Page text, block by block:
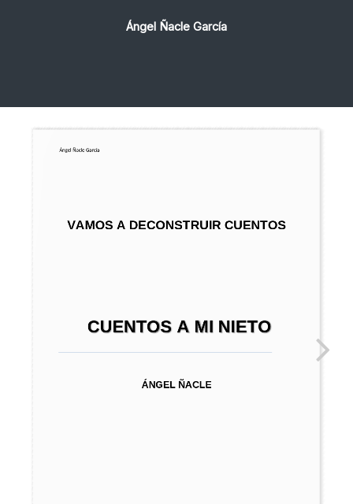
Ángel Ñacle García